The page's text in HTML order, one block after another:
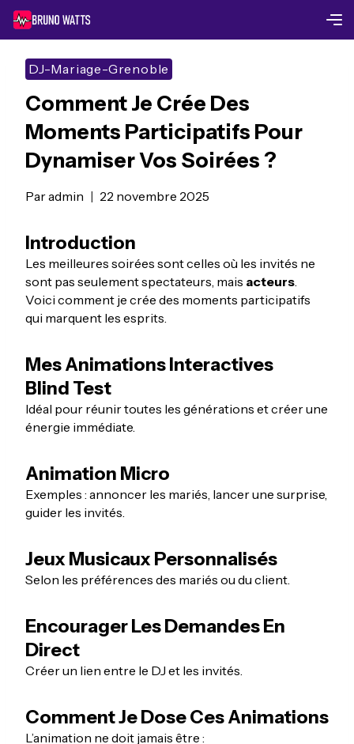
Skip
content
DJ-Mariage-Grenoble
Comment Je Crée Des
Moments Participatifs Pour
Dynamiser Vos Soirées ?
Paradmin 22 novembre 2025
Introduction
Les meilleures soirées sont celles où les invités ne
sont pas seulement spectateurs, mais acteurs.
Voici comment je crée des moments participatifs
qui marquent les esprits.
Mes Animations Interactives
Blind Test
Idéal pour réunir toutes les générations et créer une
énergie immédiate.
Animation Micro
Exemples : annoncer les mariés, lancer une surprise,
guider les invités.
Jeux Musicaux Personnalisés
Selon les préférences des mariés ou du client.
Encourager Les Demandes En
Direct
Créer un lien entre le DJ et les invités.
Comment Je Dose Ces Animations
L’animation ne doit jamais être :